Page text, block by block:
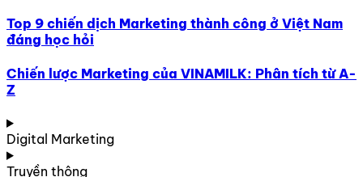
Top 9 chiến dịch Marketing thành công ở Việt Nam
đáng học hỏi
Chiến lược Marketing của VINAMILK: Phân tích từ A-
Z
Digital Marketing
Truyền thông